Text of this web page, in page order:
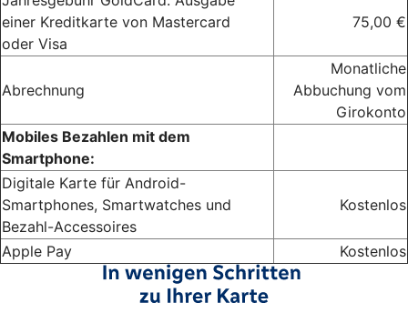
einer Kreditkarte von Mastercard
oder Visa
75,00 €
Abrechnung
Monatliche
Abbuchung vom
Girokonto
Mobiles Bezahlen mit dem
Smartphone:
Digitale Karte für Android-
Smartphones, Smartwatches und
Bezahl-Accessoires
Kostenlos
Apple Pay Kostenlos